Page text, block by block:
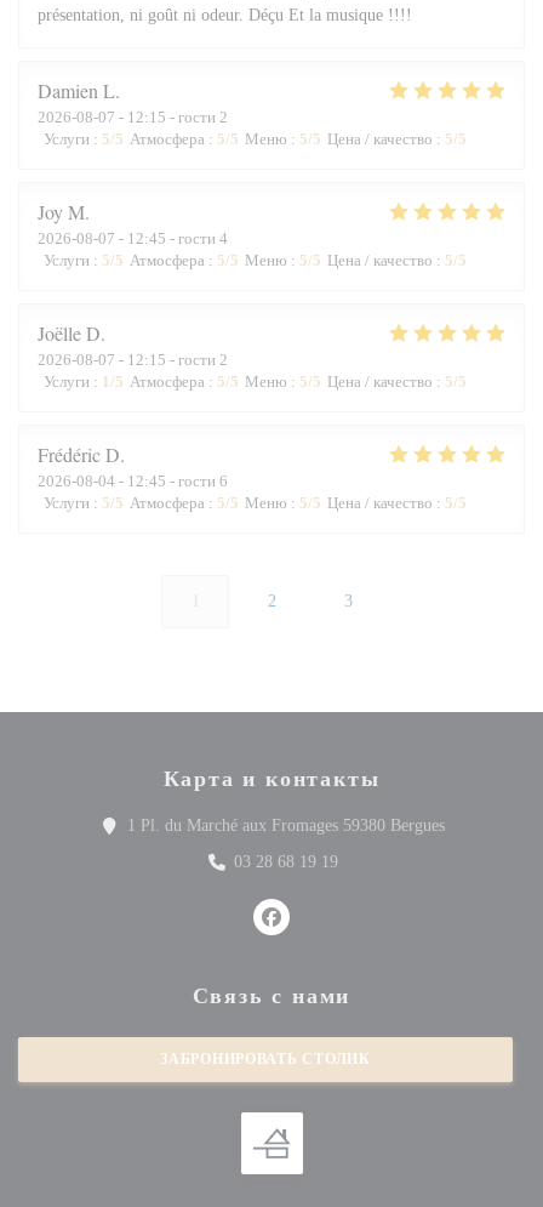
présentation, ni goût ni odeur. Déçu Et la musique !!!!
Damien L
2026-08-07 - 12:15 - гости 2
Услуги : 5/5 Атмосфера : 5/5 Меню : 5/5 Цена / качество : 5/5
JoyM
2026-08-07 - 12:45 - гости 4
Услуги : 5/5 Атмосфера : 5/5 Меню : 5/5 Цена / качество : 5/5
JoëlleD
2026-08-07 - 12:15 - гости 2
Услуги : 1/5 Атмосфера : 5/5 Меню : 5/5 Цена / качество : 5/5
FrédéricD
2026-08-04 - 12:45 - гости 6
Услуги : 5/5 Атмосфера : 5/5 Меню : 5/5 Цена / качество : 5/5
2 3
Карта и контакты
1 Pl. du Marché aux Fromages 59380 Bergues
03 28 68 19 19
Facebook ((открывается в новом
Связь с нами
ЗАБРОНИРОВАТЬ СТОЛИК